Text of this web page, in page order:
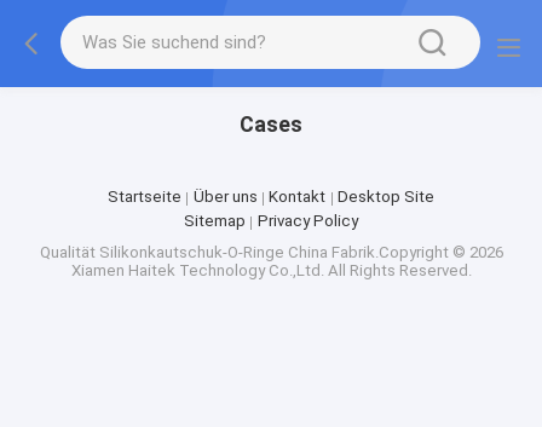
Cases
Startseite Über uns Kontakt
Desktop Site
Sitemap
Privacy Policy
Qualität Silikonkautschuk-O-Ringe China Fabrik.Copyright © 2026
Xiamen Haitek Technology Co.,Ltd. All Rights Reserved.